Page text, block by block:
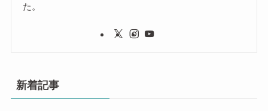
た。
新着記事